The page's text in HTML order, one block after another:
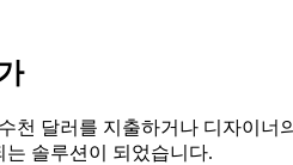
달러를 지출하거나 디자이너
솔루션이 되었습니다.